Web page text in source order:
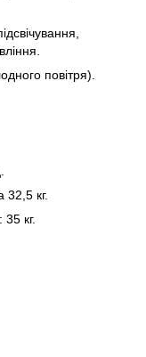
повітря).
кг.
: 35 кг.